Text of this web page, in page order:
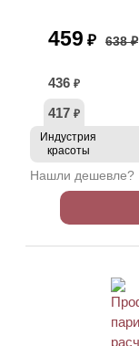
459 ₽ 638 ₽
436 ₽
417 ₽
Индустрия
красоты
Нашли дешевле?